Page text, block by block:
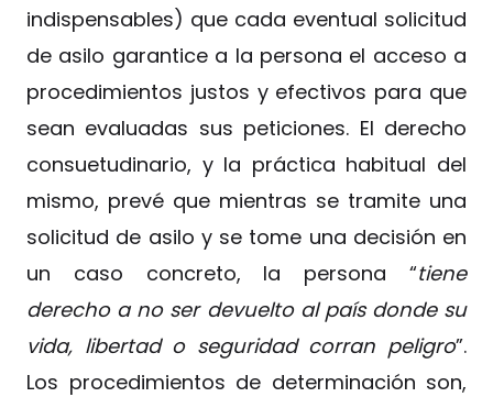
indispensables) que cada eventual solicitud
de asilo garantice a la persona el acceso a
procedimientos justos y efectivos para que
sean evaluadas sus peticiones. El derecho
consuetudinario, y la práctica habitual del
mismo, prevé que mientras se tramite una
solicitud de asilo y se tome una decisión en
un caso concreto, la persona “tiene
derecho a no ser devuelto al país donde su
vida, libertad o seguridad corran peligro”.
Los procedimientos de determinación son,